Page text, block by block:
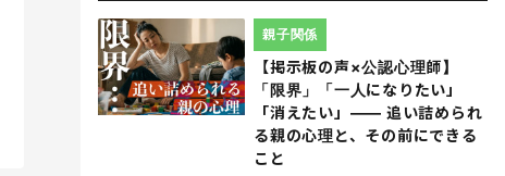
【掲示板の声×公認心理師】
「限界」「一人になりたい」
「消えたい」―― 追い詰められ
る親の心理と、その前にできる
こと
親子関係